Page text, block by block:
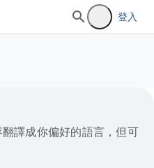
登入
譯成你偏好的語言，但可